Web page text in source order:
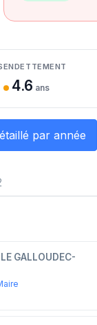
4.6 ans
par année
GALLOUDEC-